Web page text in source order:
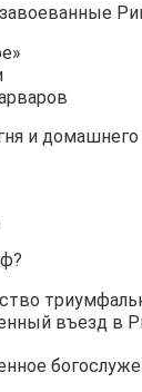
и домашнего
въезд в